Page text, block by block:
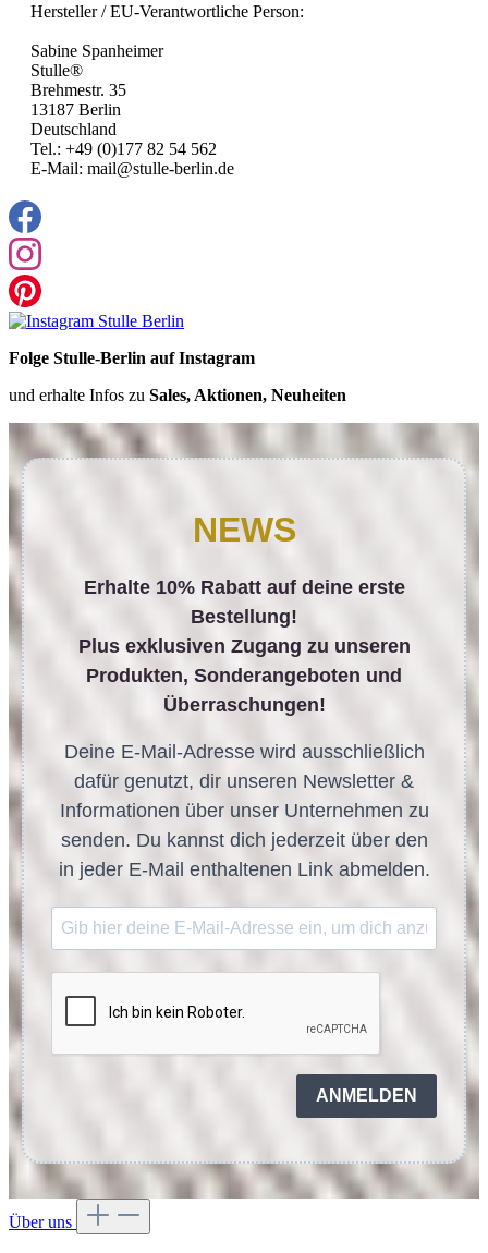
Hersteller / EU-Verantwortliche Person:
Sabine Spanheimer
Stulle®
Brehmestr. 35
13187 Berlin
Deutschland
Tel.: +49 (0)177 82 54 562
E-Mail: mail@stulle-berlin.de
Folge Stulle-Berlin auf Instagram
und erhalte Infos zu Sales, Aktionen, Neuheiten
NEWS
Erhalte 10% Rabatt auf deine erste
Bestellung!
Plus exklusiven Zugang zu unseren
Produkten, Sonderangeboten und
Überraschungen!
Deine E-Mail-Adresse wird ausschließlich
dafür genutzt, dir unseren Newsletter &
Informationen über unser Unternehmen zu
senden. Du kannst dich jederzeit über den
in jeder E-Mail enthaltenen Link abmelden.
ANMELDEN
Über uns